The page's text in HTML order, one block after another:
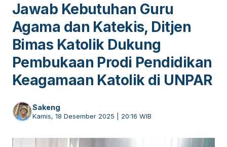
Jawab Kebutuhan Guru
Agama dan Katekis, Ditjen
Bimas Katolik Dukung
Pembukaan Prodi Pendidikan
Keagamaan Katolik di UNPAR
Sakeng
Kamis, 18 Desember 2025 | 20:16 WIB